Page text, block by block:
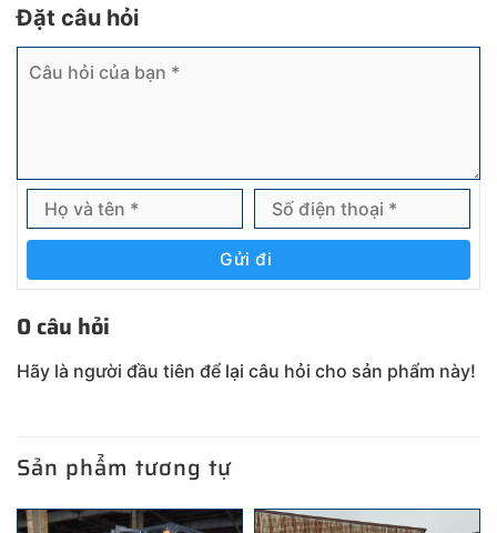
Đặt câu hỏi
Gửi đi
0 câu hỏi
Hãy là người đầu tiên để lại câu hỏi cho sản phẩm này!
Sản phẩm tương tự